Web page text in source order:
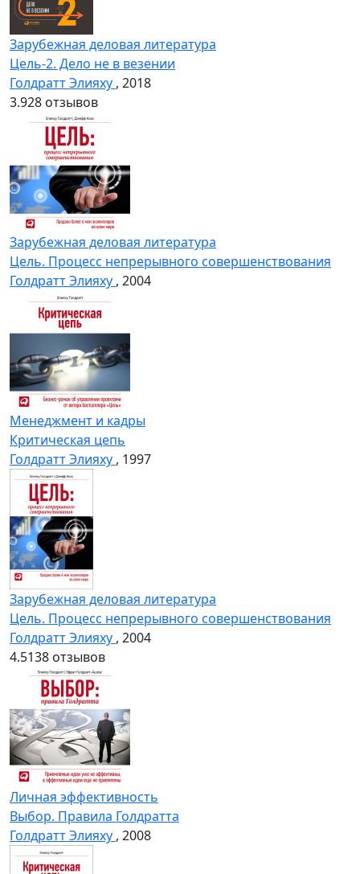
Зарубежная деловая литература
Цель-2. Дело не в везении
Голдратт Элияху , 2018
3.928 отзывов
Зарубежная деловая литература
Цель. Процесс непрерывного совершенствования
Голдратт Элияху , 2004
Менеджмент и кадры
Критическая цепь
Голдратт Элияху , 1997
Зарубежная деловая литература
Цель. Процесс непрерывного совершенствования
Голдратт Элияху , 2004
4.5138 отзывов
Личная эффективность
Выбор. Правила Голдратта
Голдратт Элияху , 2008